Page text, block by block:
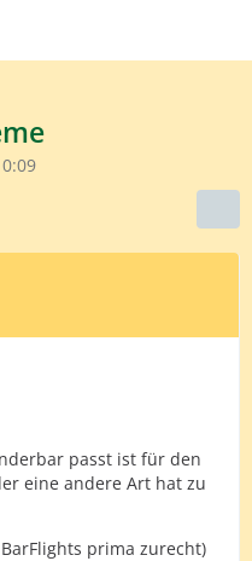
passt ist für den
eine andere Art hat zu
prima zurecht)